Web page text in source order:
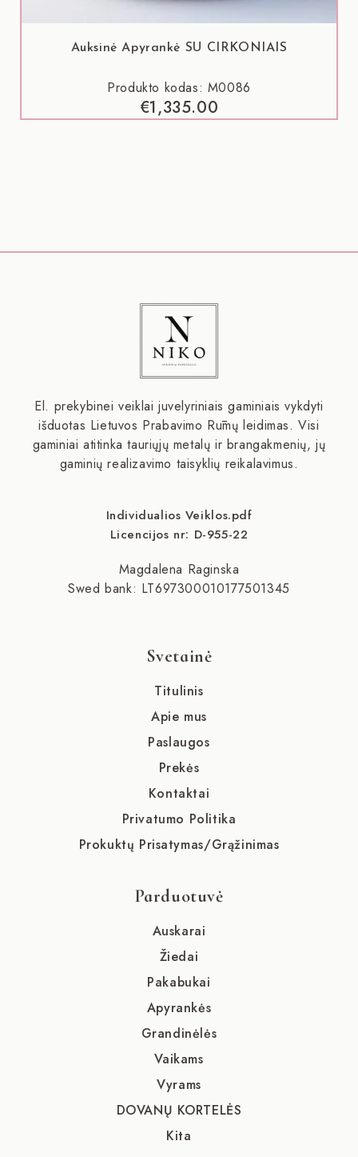
Auksinė Apyrankė SU CIRKONIAIS
Produkto kodas: M0086
€1,335.00
El. prekybinei veiklai juvelyriniais gaminiais vykdyti
išduotas Lietuvos Prabavimo Rūmų leidimas. Visi
gaminiai atitinka tauriųjų metalų ir brangakmenių, jų
gaminių realizavimo taisyklių reikalavimus.
Individualios Veiklos.pdf
Licencijos nr: D-955-22
Magdalena Raginska
Swed bank: LT697300010177501345
Svetainė
Titulinis
Apie mus
Paslaugos
Prekės
Kontaktai
Privatumo Politika
Prokuktų Prisatymas/Grąžinimas
Parduotuvė
Auskarai
Žiedai
Pakabukai
Apyrankės
Grandinėlės
Vaikams
Vyrams
DOVANŲ KORTELĖS
Kita